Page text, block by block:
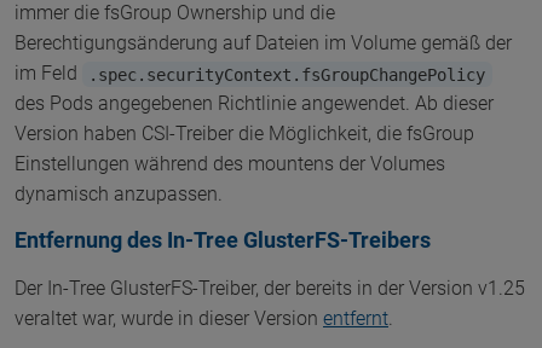
immer die fsGroup Ownership und die
Berechtigungsänderung auf Dateien im Volume gemäß der
im Feld
.spec.securityContext.fsGroupChangePolicy
des Pods angegebenen Richtlinie angewendet. Ab dieser
Version haben CSI-Treiber die Möglichkeit, die fsGroup
Einstellungen während des mountens der Volumes
dynamisch anzupassen.
Entfernung des In-Tree GlusterFS-Treibers
Der In-Tree GlusterFS-Treiber, der bereits in der Version v1.25
veraltet war, wurde in dieser Version entfernt.